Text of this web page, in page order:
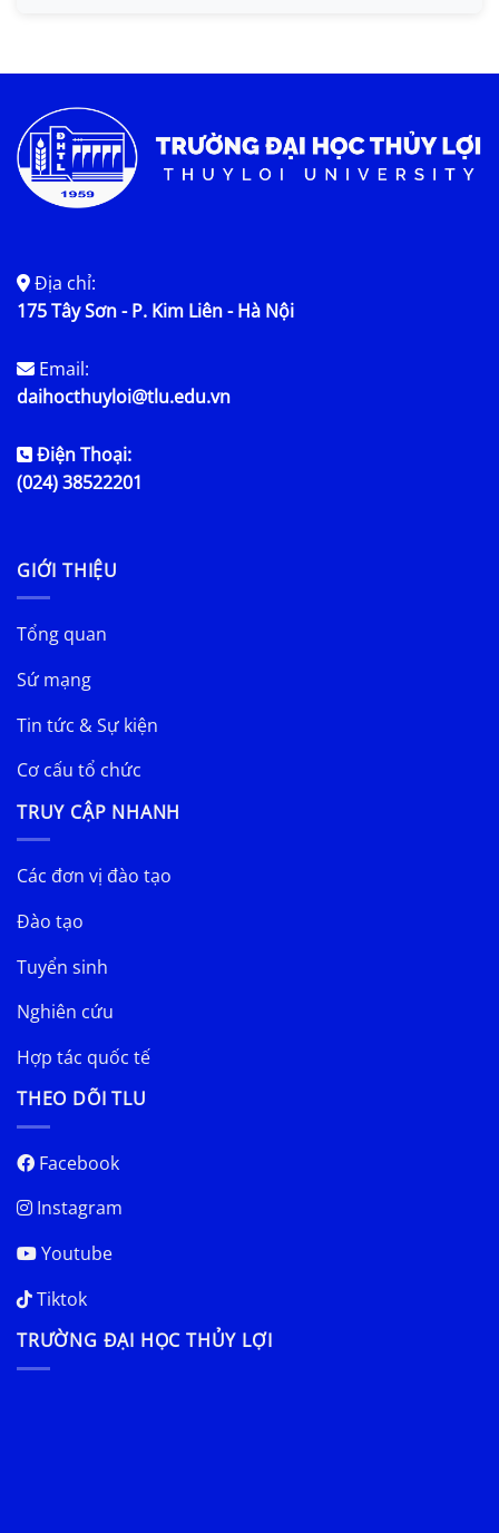
Tin tức chung
Địa chỉ:
175 Tây Sơn - P. Kim Liên - Hà Nội
Email:
daihocthuyloi@tlu.edu.vn
Điện Thoại:
(024) 38522201
GIỚI THIỆU
Tổng quan
Sứ mạng
Tin tức & Sự kiện
Cơ cấu tổ chức
TRUY CẬP NHANH
Các đơn vị đào tạo
Đào tạo
Tuyển sinh
Nghiên cứu
Hợp tác quốc tế
THEO DÕI TLU
Facebook
Instagram
Youtube
Tiktok
TRƯỜNG ĐẠI HỌC THỦY LỢI